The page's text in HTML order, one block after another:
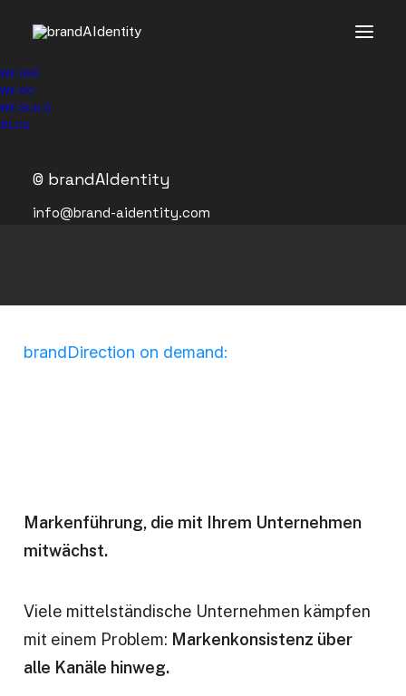
WE ARE
WE DO
WE BUILD
BLOG
© brandAIdentity
info@brand-aidentity.com
brandDirection on demand:
Markenführung, die mit Ihrem Unternehmen
mitwächst.
Viele mittelständische Unternehmen kämpfen
mit einem Problem: Markenkonsistenz über
alle Kanäle hinweg.